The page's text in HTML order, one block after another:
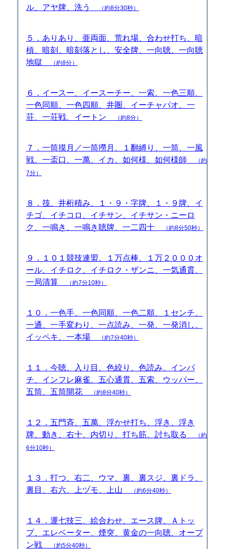
ル、アヤ牌、洗う
（約8分30秒）
５．ありあり、亜両面、荒れ場、合わせ打ち、暗
槓、暗刻、暗刻落とし、安全牌、一向聴、一向聴
地獄
（約8分）
６．イースー、イースーチー、一索、一色三順、
一色同順、一色四順、井圏、イーチャパオ、一
荘、一荘戦、イートン
（約8分）
７．一筒摸月／一筒撈月、１翻縛り、一筒、一風
戦、一盃口、一萬、イカ、如何様、如何様師
（約
7分）
８．筏、井桁積み、１・９・字牌、１・９牌、イ
チゴ、イチコロ、イチサン、イチサン・ニーロ
ク、一鳴き、一鳴き聴牌、一二四十
（約8分50秒）
９．１０１競技連盟、１万点棒、１万２０００オ
ール、イチロク、イチロク・ザンニ、一気通貫、
一局清算
（約7分10秒）
１０．一色手、一色同順、一色二順、１センチ、
一通、一手変わり、一点読み、一発、一発消し、
イッペキ、一本場
（約7分40秒）
１１．今聴、入り目、色絞り、色読み、インパ
チ、インフレ麻雀、五心通貫、五索、ウッパー、
五筒、五筒開花
（約8分40秒）
１２．五門斉、五萬、浮かせ打ち、浮き、浮き
牌、動き、右十、内切り、打ち筋、討ち取る
（約
6分10秒）
１３．打つ、右二、ウマ、裏、裏スジ、裏ドラ、
裏目、右六、上ヅモ、上山
（約6分40秒）
１４．運七技三、絵合わせ、エース牌、Ａトッ
プ、エレベーター、煙突、黄金の一向聴、オープ
ン戦
（約5分40秒）